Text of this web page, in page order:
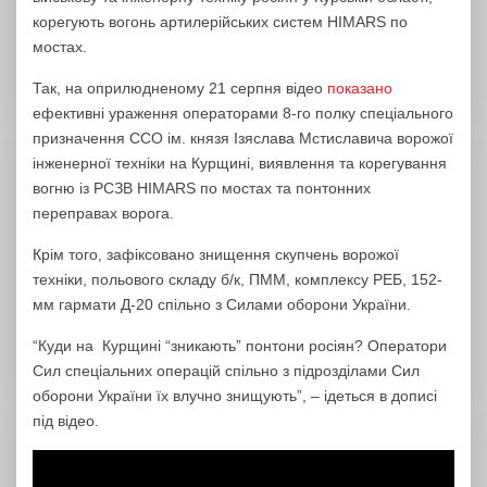
корегують вогонь артилерійських систем HIMARS по
мостах.
Так, на оприлюдненому 21 серпня відео показано
ефективні ураження операторами 8-го полку спеціального
призначення ССО ім. князя Ізяслава Мстиславича ворожої
інженерної техніки на Курщині, виявлення та корегування
вогню із РСЗВ HIMARS по мостах та понтонних
переправах ворога.
Крім того, зафіксовано знищення скупчень ворожої
техніки, польового складу б/к, ПММ, комплексу РЕБ, 152-
мм гармати Д-20 спільно з Силами оборони України.
“Куди на Курщині “зникають” понтони росіян? Оператори
Сил спеціальних операцій спільно з підрозділами Сил
оборони України їх влучно знищують”, – ідеться в дописі
під відео.